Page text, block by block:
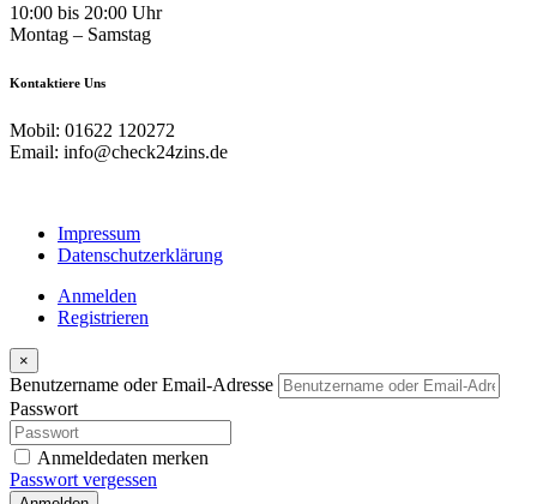
10:00 bis 20:00 Uhr
Montag – Samstag
Kontaktiere Uns
Mobil: 01622 120272
Email: info@check24zins.de
Impressum
Datenschutzerklärung
Anmelden
Registrieren
×
Benutzername oder Email-Adresse
Passwort
Anmeldedaten merken
Passwort vergessen